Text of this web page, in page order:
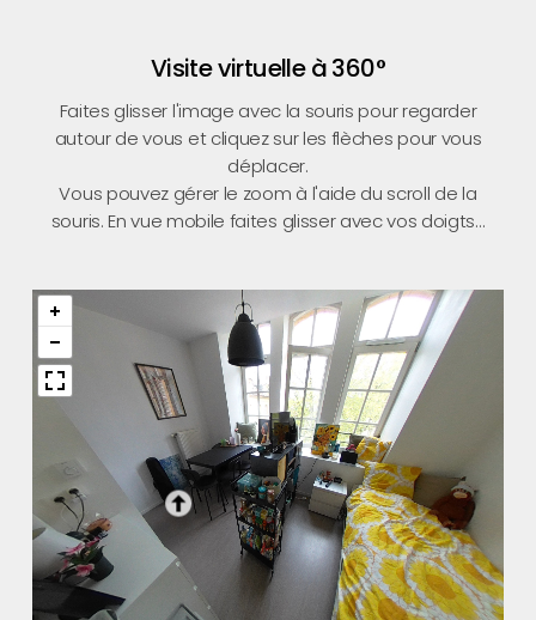
Visite virtuelle à 360°
Faites glisser l'image avec la souris pour regarder
autour de vous et cliquez sur les flèches pour vous
déplacer.
Vous pouvez gérer le zoom à l'aide du scroll de la
souris. En vue mobile faites glisser avec vos doigts...